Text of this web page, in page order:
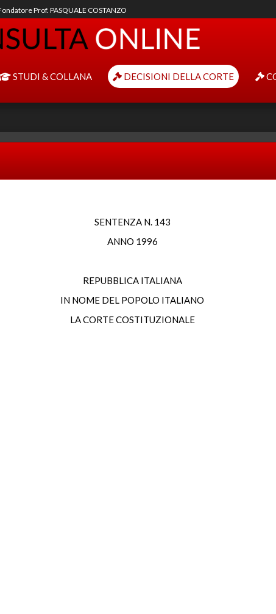
Prof. PASQUALE COSTANZO
STUDI & COLLANA DECISIONI DELLA CORTE
SENTENZA N. 143
ANNO 1996
REPUBBLICA ITALIANA
IN NOME DEL POPOLO ITALIANO
LA CORTE COSTITUZIONALE